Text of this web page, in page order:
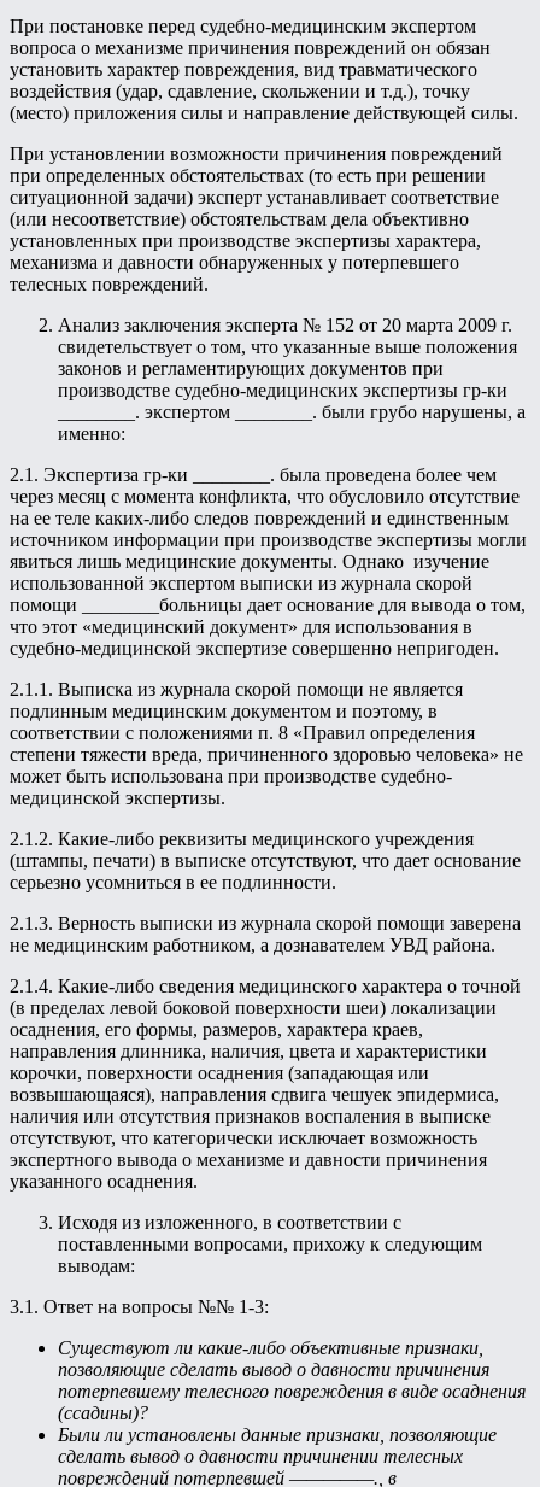
При постановке перед судебно-медицинским экспертом
вопроса о механизме причинения повреждений он обязан
установить характер повреждения, вид травматического
воздействия (удар, сдавление, скольжении и т.д.), точку
(место) приложения силы и направление действующей силы.
При установлении возможности причинения повреждений
при определенных обстоятельствах (то есть при решении
ситуационной задачи) эксперт устанавливает соответствие
(или несоответствие) обстоятельствам дела объективно
установленных при производстве экспертизы характера,
механизма и давности обнаруженных у потерпевшего
телесных повреждений.
Анализ заключения эксперта № 152 от 20 марта 2009 г.
свидетельствует о том, что указанные выше положения
законов и регламентирующих документов при
производстве судебно-медицинских экспертизы гр-ки
________. экспертом ________. были грубо нарушены, а
именно:
2.1. Экспертиза гр-ки ________. была проведена более чем
через месяц с момента конфликта, что обусловило отсутствие
на ее теле каких-либо следов повреждений и единственным
источником информации при производстве экспертизы могли
явиться лишь медицинские документы. Однако изучение
использованной экспертом выписки из журнала скорой
помощи ________больницы дает основание для вывода о том,
что этот «медицинский документ» для использования в
судебно-медицинской экспертизе совершенно непригоден.
2.1.1. Выписка из журнала скорой помощи не является
подлинным медицинским документом и поэтому, в
соответствии с положениями п. 8 «Правил определения
степени тяжести вреда, причиненного здоровью человека» не
может быть использована при производстве судебно-
медицинской экспертизы.
2.1.2. Какие-либо реквизиты медицинского учреждения
(штампы, печати) в выписке отсутствуют, что дает основание
серьезно усомниться в ее подлинности.
2.1.3. Верность выписки из журнала скорой помощи заверена
не медицинским работником, а дознавателем УВД района.
2.1.4. Какие-либо сведения медицинского характера о точной
(в пределах левой боковой поверхности шеи) локализации
осаднения, его формы, размеров, характера краев,
направления длинника, наличия, цвета и характеристики
корочки, поверхности осаднения (западающая или
возвышающаяся), направления сдвига чешуек эпидермиса,
наличия или отсутствия признаков воспаления в выписке
отсутствуют, что категорически исключает возможность
экспертного вывода о механизме и давности причинения
указанного осаднения.
Исходя из изложенного, в соответствии с
поставленными вопросами, прихожу к следующим
выводам:
3.1. Ответ на вопросы №№ 1-3:
Существуют ли какие-либо объективные признаки,
позволяющие сделать вывод о давности причинения
потерпевшему телесного повреждения в виде осаднения
(ссадины)?
Были ли установлены данные признаки, позволяющие
сделать вывод о давности причинении телесных
повреждений потерпевшей —————., в